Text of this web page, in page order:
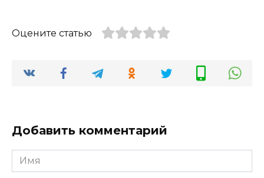
Оцените статью
Добавить комментарий
Имя
*